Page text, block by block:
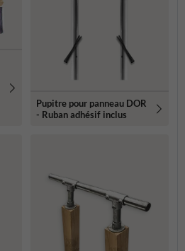
Pupitre pour panneau DOR
- Ruban adhésif inclus